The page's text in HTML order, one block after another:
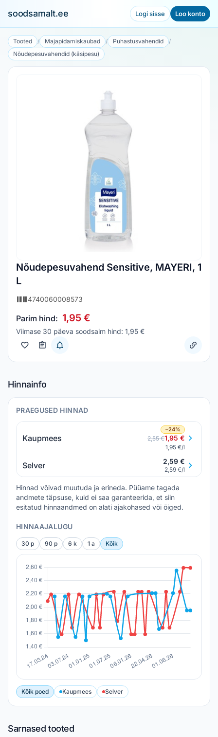
soodsamalt.ee Logi sisse Loo konto
Tooted / Majapidamiskaubad / Puhastusvahendid
/
Nõudepesuvahendid (käsipesu)
Nõudepesuvahend Sensitive, MAYERI, 1
L
4740060008573
Parim hind: 1,95 €
Viimase 30 päeva soodsaim hind: 1,95 €
Hinnainfo
PRAEGUSED HINNAD
Kaupmees
−24%
2,55 €1,95 €
1,95 €/l
Selver 2,59 €
2,59 €/l
Hinnad võivad muutuda ja erineda. Püüame tagada
andmete täpsuse, kuid ei saa garanteerida, et siin
esitatud hinnaandmed on alati ajakohased või õiged.
HINNAAJALUGU
30 p 90 p 6 k 1 a Kõik
Kõik poed Kaupmees Selver
Sarnased tooted